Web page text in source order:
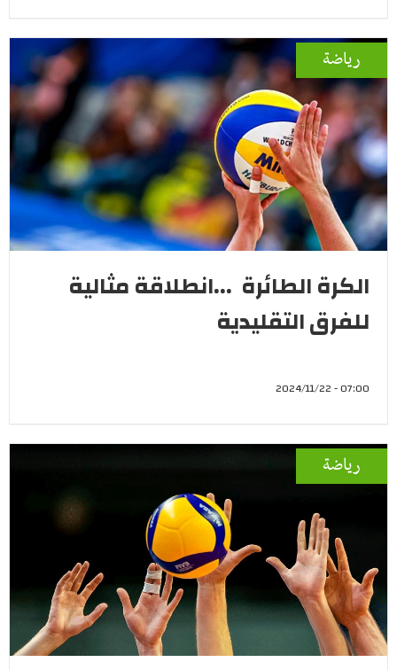
رياضة
الكرة الطائرة ...انطلاقة مثالية
للفرق التقليدية
07:00 - 2024/11/22
رياضة